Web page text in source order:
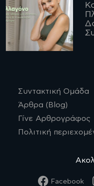
Συντακτική Ομάδα
Άρθρα (Blog)
Γίνε Αρθρογράφος
Πολιτική
Facebook